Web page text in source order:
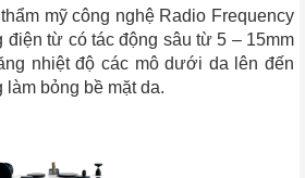
mỹ công nghệ Radio Frequency
từ có tác động sâu từ 5 – 15mm
nhiệt độ các mô dưới da lên đến
bỏng bề mặt da.